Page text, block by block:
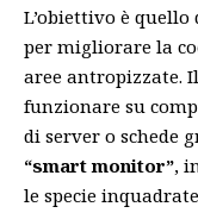
L’obiettivo è
per migliorare la
aree antropizzate.
funzionare su
di server o schede
“smart monitor”,
le specie